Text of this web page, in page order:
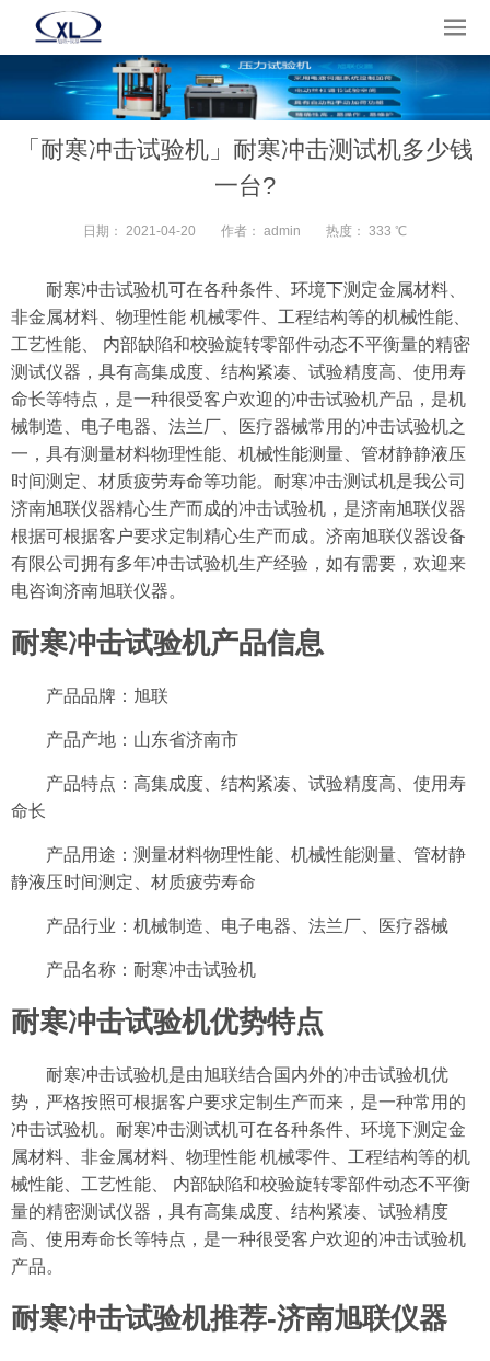
「耐寒冲击试验机」耐寒冲击测试机多少钱
一台?
日期： 2021-04-20 作者： admin 热度： 333 ℃
耐寒冲击试验机可在各种条件、环境下测定金属材料、
非金属材料、物理性能 机械零件、工程结构等的机械性能、
工艺性能、 内部缺陷和校验旋转零部件动态不平衡量的精密
测试仪器，具有高集成度、结构紧凑、试验精度高、使用寿
命长等特点，是一种很受客户欢迎的冲击试验机产品，是机
械制造、电子电器、法兰厂、医疗器械常用的冲击试验机之
一，具有测量材料物理性能、机械性能测量、管材静静液压
时间测定、材质疲劳寿命等功能。耐寒冲击测试机是我公司
济南旭联仪器精心生产而成的冲击试验机，是济南旭联仪器
根据可根据客户要求定制精心生产而成。济南旭联仪器设备
有限公司拥有多年冲击试验机生产经验，如有需要，欢迎来
电咨询济南旭联仪器。
耐寒冲击试验机产品信息
产品品牌：旭联
产品产地：山东省济南市
产品特点：高集成度、结构紧凑、试验精度高、使用寿
命长
产品用途：测量材料物理性能、机械性能测量、管材静
静液压时间测定、材质疲劳寿命
产品行业：机械制造、电子电器、法兰厂、医疗器械
产品名称：耐寒冲击试验机
耐寒冲击试验机优势特点
耐寒冲击试验机是由旭联结合国内外的冲击试验机优
势，严格按照可根据客户要求定制生产而来，是一种常用的
冲击试验机。耐寒冲击测试机可在各种条件、环境下测定金
属材料、非金属材料、物理性能 机械零件、工程结构等的机
械性能、工艺性能、 内部缺陷和校验旋转零部件动态不平衡
量的精密测试仪器，具有高集成度、结构紧凑、试验精度
高、使用寿命长等特点，是一种很受客户欢迎的冲击试验机
产品。
耐寒冲击试验机推荐-济南旭联仪器